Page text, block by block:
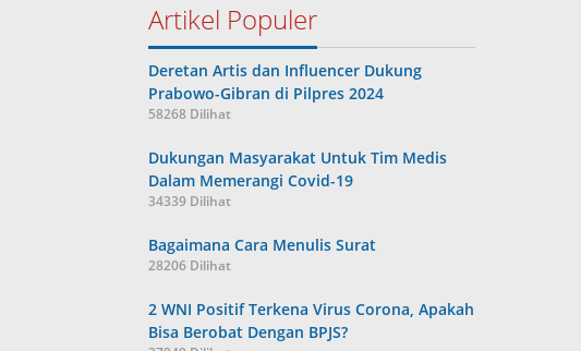
Artikel Populer
Deretan Artis dan Influencer Dukung
Prabowo-Gibran di Pilpres 2024
58268 Dilihat
Dukungan Masyarakat Untuk Tim Medis
Dalam Memerangi Covid-19
34339 Dilihat
Bagaimana Cara Menulis Surat
28206 Dilihat
2 WNI Positif Terkena Virus Corona, Apakah
Bisa Berobat Dengan BPJS?